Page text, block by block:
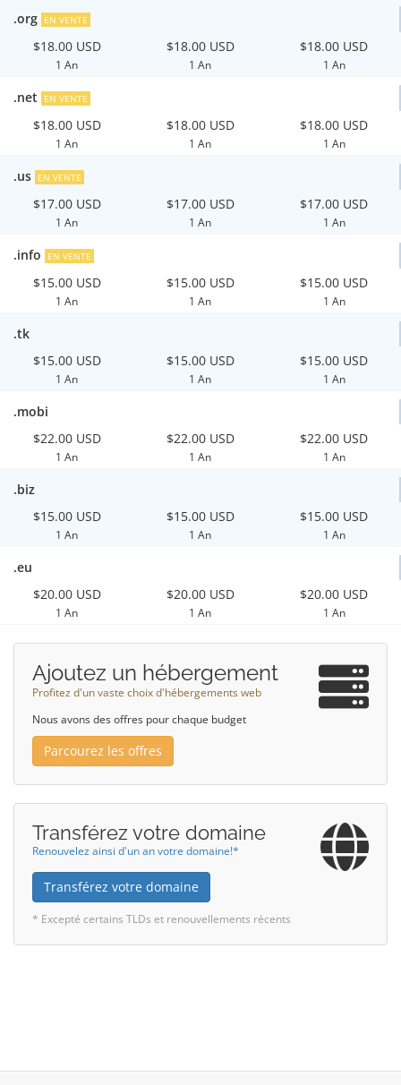
.org EN VENTE
$18.00 USD
1 An
$18.00 USD
1 An
$18.00 USD
1 An
.net EN VENTE
$18.00 USD
1 An
$18.00 USD
1 An
$18.00 USD
1 An
.us EN VENTE
$17.00 USD
1 An
$17.00 USD
1 An
$17.00 USD
1 An
.info EN VENTE
$15.00 USD
1 An
$15.00 USD
1 An
$15.00 USD
1 An
.tk
$15.00 USD
1 An
$15.00 USD
1 An
$15.00 USD
1 An
.mobi
$22.00 USD
1 An
$22.00 USD
1 An
$22.00 USD
1 An
.biz
$15.00 USD
1 An
$15.00 USD
1 An
$15.00 USD
1 An
.eu
$20.00 USD
1 An
$20.00 USD
1 An
$20.00 USD
1 An
Ajoutez un hébergement
Profitez d'un vaste choix d'hébergements web
Nous avons des offres pour chaque budget
Parcourez les offres
Transférez votre domaine
Renouvelez ainsi d'un an votre domaine!*
Transférez votre domaine
* Excepté certains TLDs et renouvellements récents